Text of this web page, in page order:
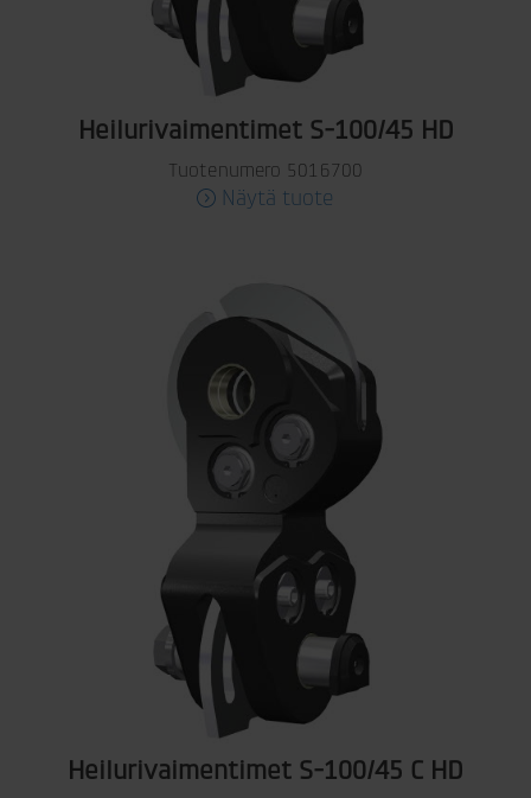
Heilurivaimentimet S-100/45 HD
Tuotenumero 5016700
Näytä tuote
Heilurivaimentimet S-100/45 C HD